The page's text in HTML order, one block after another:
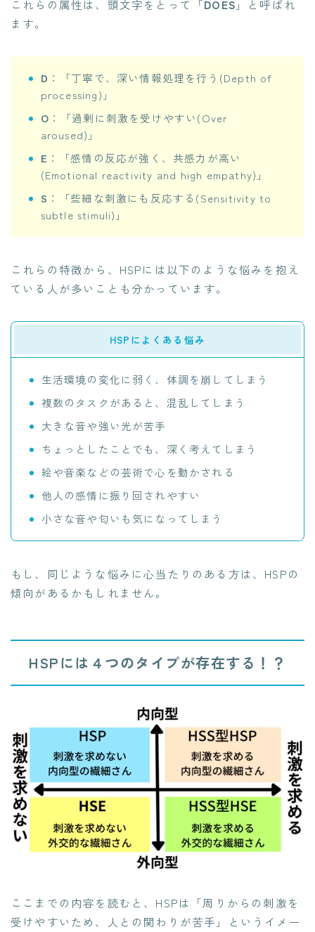
これらの属性は、頭文字をとって「DOES 」と呼ばれ
ます。
D ：「丁寧で、深い情報処理を行う(Depth of
processing)」
O ：「過剰に刺激を受けやすい(Over
aroused)」
E ：「感情の反応が強く、共感力が高い
(Emotional reactivity and high empathy)」
S ：「些細な刺激にも反応する(Sensitivity to
subtle stimuli)」
これらの特徴から、HSPには以下のような悩みを抱え
ている人が多いことも分かっています。
HSPによくある悩み
生活環境の変化に弱く、体調を崩してしまう
複数のタスクがあると、混乱してしまう
大きな音や強い光が苦手
ちょっとしたことでも、深く考えてしまう
絵や音楽などの芸術で心を動かされる
他人の感情に振り回されやすい
小さな音や匂いも気になってしまう
もし、同じような悩みに心当たりのある方は、HSPの
傾向があるかもしれません。
HSPには４つのタイプが存在する！？
ここまでの内容を読むと、HSPは「周りからの刺激を
受けやすいため、人との関わりが苦手」というイメー